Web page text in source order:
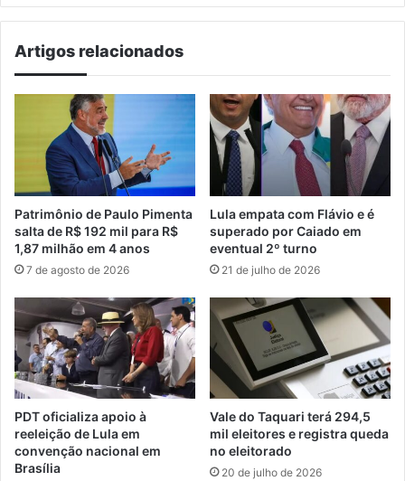
irresistíveis
Artigos relacionados
Patrimônio de Paulo Pimenta
salta de R$ 192 mil para R$
1,87 milhão em 4 anos
7 de agosto de 2026
Lula empata com Flávio e é
superado por Caiado em
eventual 2º turno
21 de julho de 2026
PDT oficializa apoio à
reeleição de Lula em
convenção nacional em
Brasília
Vale do Taquari terá 294,5
mil eleitores e registra queda
no eleitorado
20 de julho de 2026